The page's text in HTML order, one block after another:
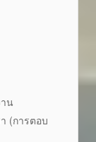
น
(การตอบ